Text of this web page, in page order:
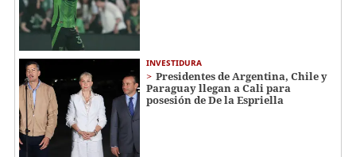
INVESTIDURA
Presidentes de Argentina, Chile y
Paraguay llegan a Cali para
posesión de De la Espriella